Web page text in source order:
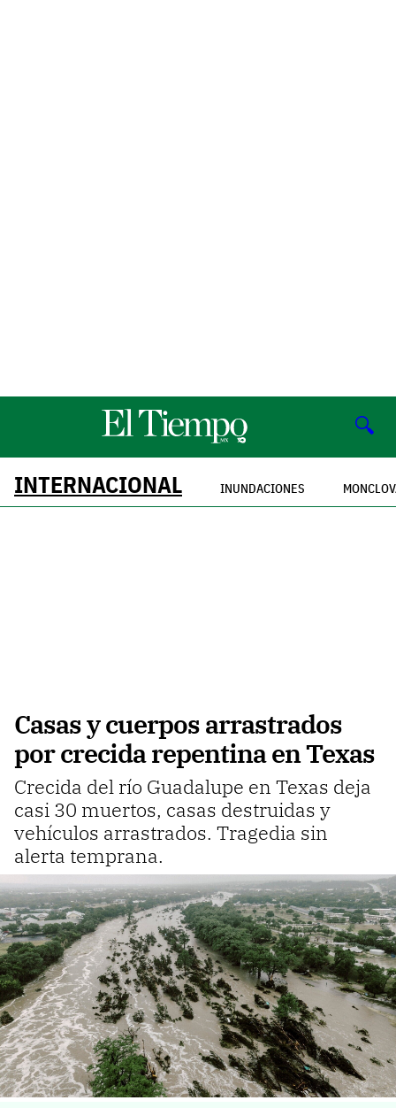
🔍
INTERNACIONAL INUNDACIONES
Casas y cuerpos arrastrados
por crecida repentina en Texas
Crecida del río Guadalupe en Texas deja
casi 30 muertos, casas destruidas y
vehículos arrastrados. Tragedia sin
alerta temprana.